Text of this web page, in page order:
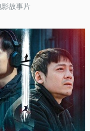
影故事片